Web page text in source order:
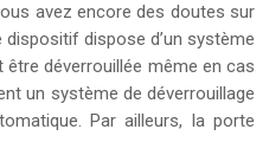
avez encore des doutes sur
dispose d’un système
déverrouillée même en cas
un système de déverrouillage
Par ailleurs, la porte